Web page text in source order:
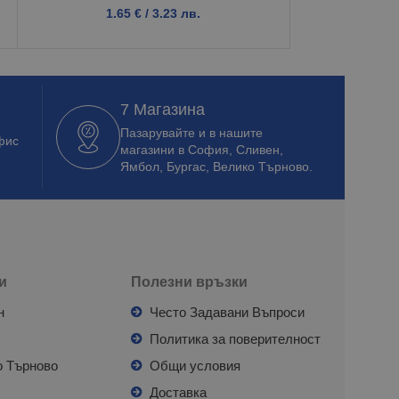
1.65 € / 3.23 лв.
7 Магазина
Пазарувайте и в нашите
магазини в София, Сливен,
Ямбол, Бургас, Велико Търново.
Търново
Полезни връзки
Често Задавани Въпроси
Политика за поверителност
Общи условия
Доставка